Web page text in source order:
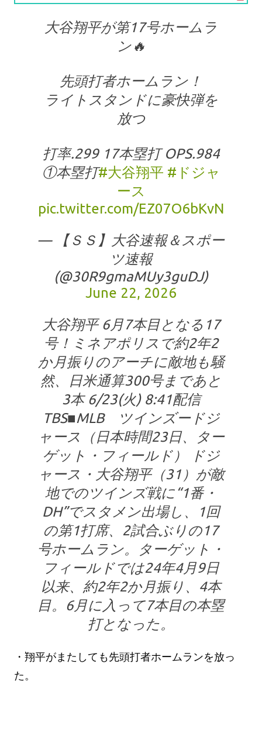
大谷翔平が第17号ホームラ
ン🔥
先頭打者ホームラン！
ライトスタンドに豪快弾を
放つ
打率.299 17本塁打 OPS.984
①本塁打#大谷翔平 #ドジャ
ース
pic.twitter.com/EZ07O6bKvN
— 【ＳＳ】大谷速報＆スポー
ツ速報
(@30R9gmaMUy3guDJ)
June 22, 2026
大谷翔平 6月7本目となる17
号！ミネアポリスで約2年2
か月振りのアーチに敵地も騒
然、日米通算300号まであと
3本 6/23(火) 8:41配信
TBS■MLB ツインズードジ
ャース（日本時間23日、ター
ゲット・フィールド） ドジ
ャース・大谷翔平（31）が敵
地でのツインズ戦に“1番・
DH”でスタメン出場し、1回
の第1打席、2試合ぶりの17
号ホームラン。ターゲット・
フィールドでは24年4月9日
以来、約2年2か月振り、4本
目。6月に入って7本目の本塁
打となった。
・翔平がまたしても先頭打者ホームランを放っ
た。